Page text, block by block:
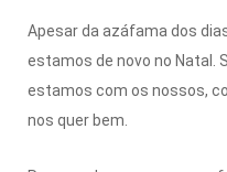
Apesar da azáfama dos
estamos de novo no Natal.
estamos com os nossos,
nos quer bem.